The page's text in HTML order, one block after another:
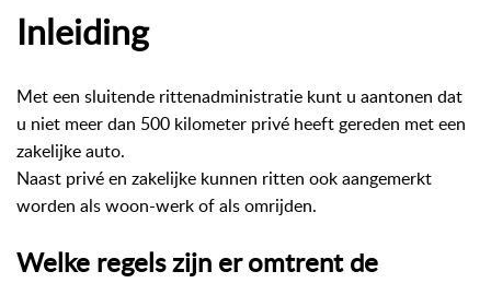
Inleiding
Met een sluitende rittenadministratie kunt u aantonen dat
u niet meer dan 500 kilometer privé heeft gereden met een
zakelijke auto.
Naast privé en zakelijke kunnen ritten ook aangemerkt
worden als woon-werk of als omrijden.
Welke regels zijn er omtrent de